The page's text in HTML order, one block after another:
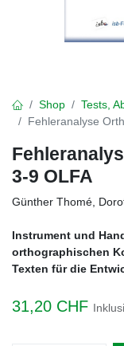
Shop
Tests,
Fehleranalyse
3-9 OLFA
Günther Thomé,
Instrument und
orthographischen
Texten für die
31,20 CHF